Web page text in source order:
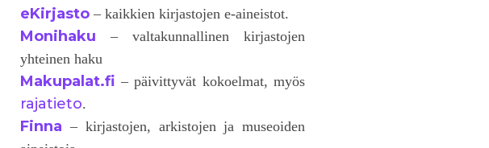
eKirjasto– kaikkien kirjastojen e-aineistot.
Monihaku – valtakunnallinen kirjastojen
yhteinen haku
Makupalat.fi– päivittyvät kokoelmat, myös
rajatieto.
Finna – kirjastojen, arkistojen ja museoiden